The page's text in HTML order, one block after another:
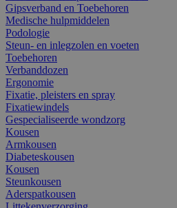
Gipsverband en Toebehoren
Medische hulpmiddelen
Podologie
Steun- en inlegzolen en voeten
Toebehoren
Verbanddozen
Ergonomie
Fixatie, pleisters en spray
Fixatiewindels
Gespecialiseerde wondzorg
Kousen
Armkousen
Diabeteskousen
Kousen
Steunkousen
Aderspatkousen